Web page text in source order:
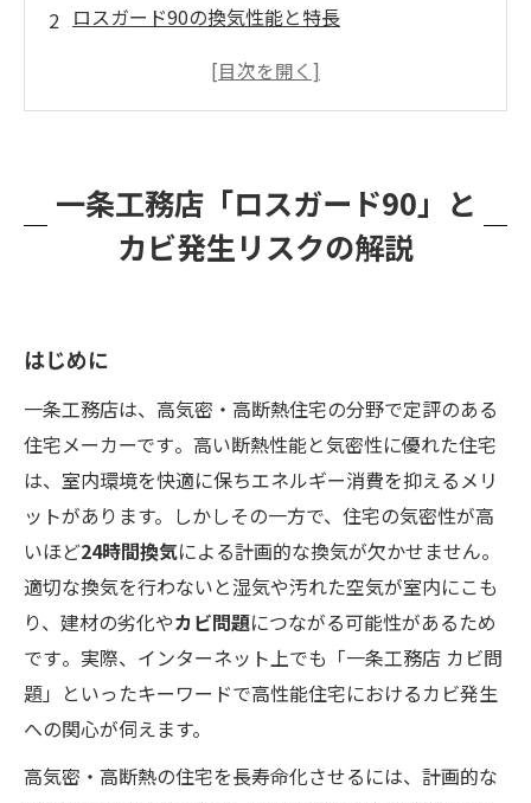
ロスガード90の換気性能と特長
第1種換気システムにおけるカビ発生のリスク
一条工務店「ロスガード90」と
カビ発生リスクの解説
はじめに
一条工務店は、高気密・高断熱住宅の分野で定評のある
住宅メーカーです​。高い断熱性能と気密性に優れた住宅
は、室内環境を快適に保ちエネルギー消費を抑えるメリ
ットがあります。しかしその一方で、住宅の気密性が高
いほど24時間換気による計画的な換気が欠かせません。
適切な換気を行わないと湿気や汚れた空気が室内にこも
り、建材の劣化やカビ問題につながる可能性があるため
です​。実際、インターネット上でも「一条工務店 カビ問
題」といったキーワードで高性能住宅におけるカビ発生
への関心が伺えます。
高気密・高断熱の住宅を長寿命化させるには、計画的な